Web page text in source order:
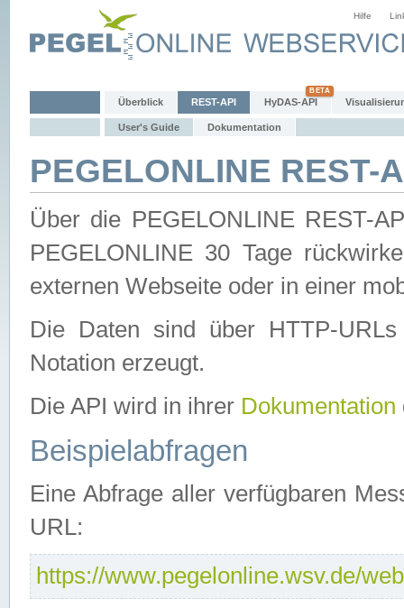
Hilfe
Überblick REST-API HyDAS-API
User's Guide Dokumentation
PEGELONLINE REST-
Über die PEGELONLINE REST-
PEGELONLINE 30 Tage
externen Webseite oder in einer
Die Daten sind über HTTP-
Notation erzeugt.
Die API wird in ihrer Dokumentation
Beispielabfragen
Eine Abfrage aller verfügbaren
URL:
https://www.pegelonline.wsv.de/